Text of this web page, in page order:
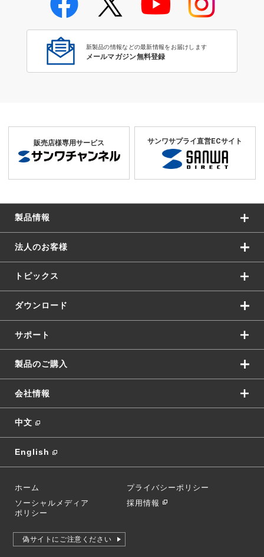
新製品の情報などの最新情報をお届けします
メールマガジン無料登録
販売店様専用サービス サンワサプライ直営ECサイト
製品情報
法人のお客様
トピックス
ダウンロード
サポート
製品のご購入
会社情報
中文
English
ホーム
プライバシーポリシー
ソーシャルメディア
ポリシー
採用情報
偽サイトにご注意ください